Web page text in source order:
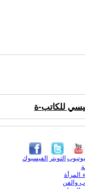
للكاتب-ة
الفيسبوك التويتر
المرأة
والفن